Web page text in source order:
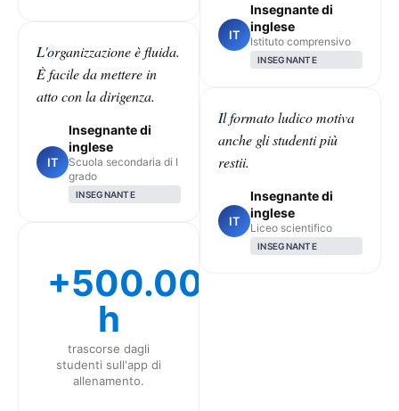
L'organizzazione è fluida.
È facile da mettere in
atto con la dirigenza.
IT
Insegnante di
inglese
Scuola secondaria di I
grado
INSEGNANTE
+500.000
h
trascorse dagli
studenti sull'app di
allenamento.
IT
Insegnante di
inglese
Istituto comprensivo
INSEGNANTE
Il formato ludico motiva
anche gli studenti più
restii.
IT
Insegnante di
inglese
Liceo scientifico
INSEGNANTE